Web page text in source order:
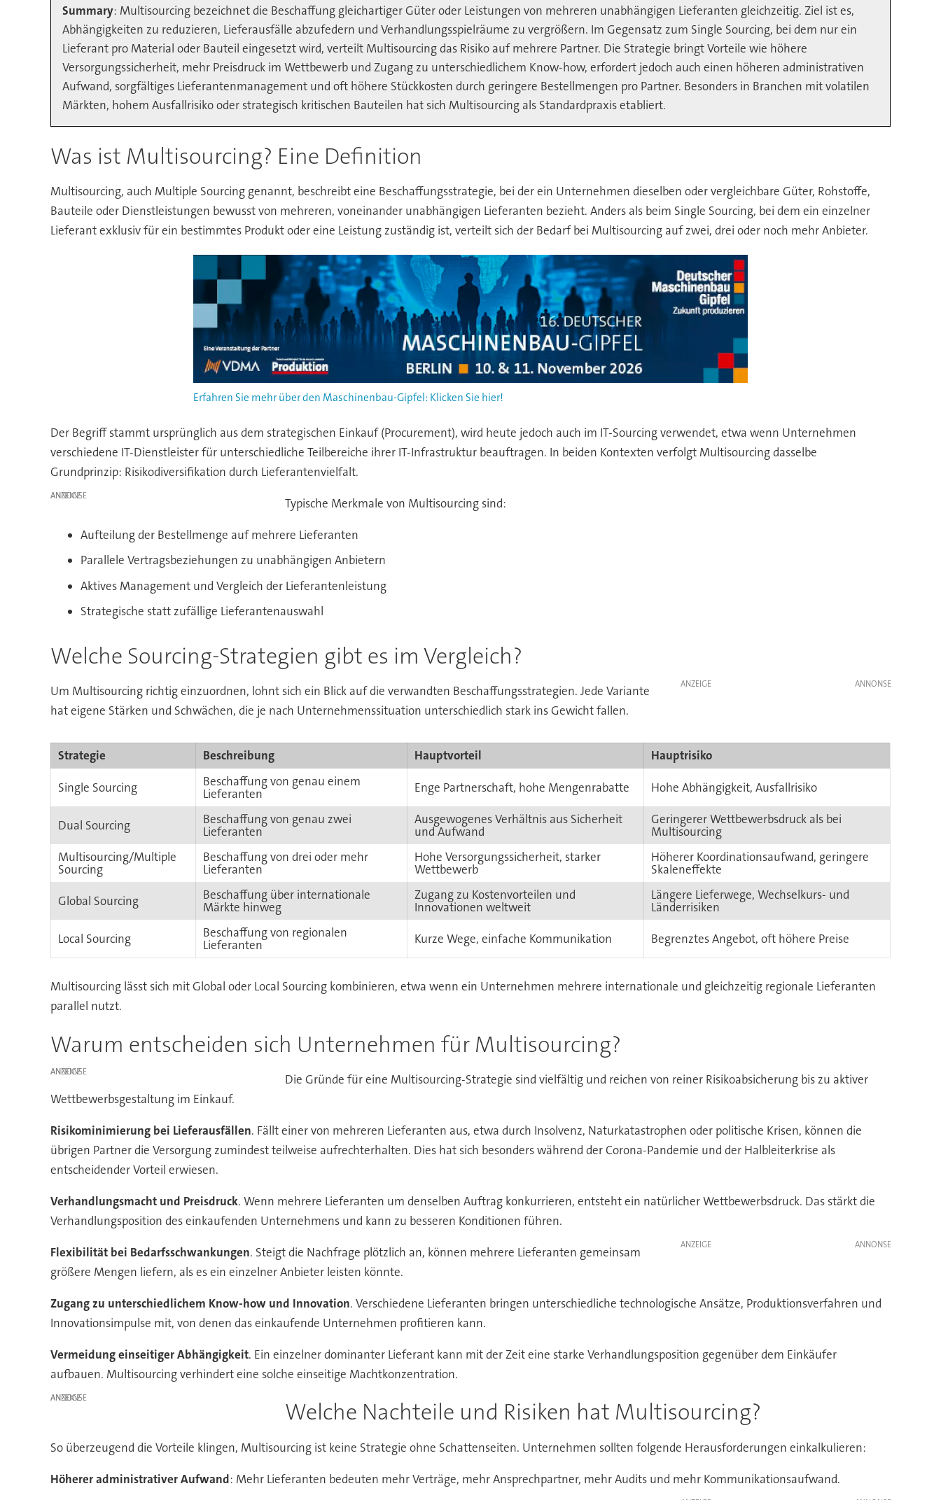
Summary: Multisourcing bezeichnet die Beschaffung gleichartiger Güter oder Leistungen von mehreren unabhängigen Lieferanten gleichzeitig. Ziel ist es,
Abhängigkeiten zu reduzieren, Lieferausfälle abzufedern und Verhandlungsspielräume zu vergrößern. Im Gegensatz zum Single Sourcing, bei dem nur ein
Lieferant pro Material oder Bauteil eingesetzt wird, verteilt Multisourcing das Risiko auf mehrere Partner. Die Strategie bringt Vorteile wie höhere
Versorgungssicherheit, mehr Preisdruck im Wettbewerb und Zugang zu unterschiedlichem Know-how, erfordert jedoch auch einen höheren administrativen
Aufwand, sorgfältiges Lieferantenmanagement und oft höhere Stückkosten durch geringere Bestellmengen pro Partner. Besonders in Branchen mit volatilen
Märkten, hohem Ausfallrisiko oder strategisch kritischen Bauteilen hat sich Multisourcing als Standardpraxis etabliert.
Was ist Multisourcing? Eine Definition
Multisourcing, auch Multiple Sourcing genannt, beschreibt eine Beschaffungsstrategie, bei der ein Unternehmen dieselben oder vergleichbare Güter, Rohstoffe,
Bauteile oder Dienstleistungen bewusst von mehreren, voneinander unabhängigen Lieferanten bezieht. Anders als beim Single Sourcing, bei dem ein einzelner
Lieferant exklusiv für ein bestimmtes Produkt oder eine Leistung zuständig ist, verteilt sich der Bedarf bei Multisourcing auf zwei, drei oder noch mehr Anbieter.
Erfahren Sie mehr über den Maschinenbau-Gipfel: Klicken Sie hier!
Der Begriff stammt ursprünglich aus dem strategischen Einkauf (Procurement), wird heute jedoch auch im IT-Sourcing verwendet, etwa wenn Unternehmen
verschiedene IT-Dienstleister für unterschiedliche Teilbereiche ihrer IT-Infrastruktur beauftragen. In beiden Kontexten verfolgt Multisourcing dasselbe
Grundprinzip: Risikodiversifikation durch Lieferantenvielfalt.
ANZEIGE Typische Merkmale von Multisourcing sind:
Aufteilung der Bestellmenge auf mehrere Lieferanten
Parallele Vertragsbeziehungen zu unabhängigen Anbietern
Aktives Management und Vergleich der Lieferantenleistung
Strategische statt zufällige Lieferantenauswahl
Welche Sourcing-Strategien gibt es im Vergleich?
ANZEIGE
Um Multisourcing richtig einzuordnen, lohnt sich ein Blick auf die verwandten Beschaffungsstrategien. Jede Variante
hat eigene Stärken und Schwächen, die je nach Unternehmenssituation unterschiedlich stark ins Gewicht fallen.
Strategie Beschreibung Hauptvorteil Hauptrisiko
Single Sourcing
Beschaffung von genau einem
Lieferanten
Enge Partnerschaft, hohe Mengenrabatte Hohe Abhängigkeit, Ausfallrisiko
Dual Sourcing
Beschaffung von genau zwei
Lieferanten
Ausgewogenes Verhältnis aus Sicherheit
und Aufwand
Geringerer Wettbewerbsdruck als bei
Multisourcing
Multisourcing/Multiple
Sourcing
Beschaffung von drei oder mehr
Lieferanten
Hohe Versorgungssicherheit, starker
Wettbewerb
Höherer Koordinationsaufwand, geringere
Skaleneffekte
Global Sourcing
Beschaffung über internationale
Märkte hinweg
Zugang zu Kostenvorteilen und
Innovationen weltweit
Längere Lieferwege, Wechselkurs- und
Länderrisiken
Local Sourcing
Beschaffung von regionalen
Lieferanten
Kurze Wege, einfache Kommunikation Begrenztes Angebot, oft höhere Preise
Multisourcing lässt sich mit Global oder Local Sourcing kombinieren, etwa wenn ein Unternehmen mehrere internationale und gleichzeitig regionale Lieferanten
parallel nutzt.
Warum entscheiden sich Unternehmen für Multisourcing?
ANZEIGE
Die Gründe für eine Multisourcing-Strategie sind vielfältig und reichen von reiner Risikoabsicherung bis zu aktiver
Wettbewerbsgestaltung im Einkauf.
Risikominimierung bei Lieferausfällen. Fällt einer von mehreren Lieferanten aus, etwa durch Insolvenz, Naturkatastrophen oder politische Krisen, können die
übrigen Partner die Versorgung zumindest teilweise aufrechterhalten. Dies hat sich besonders während der Corona-Pandemie und der Halbleiterkrise als
entscheidender Vorteil erwiesen.
Verhandlungsmacht und Preisdruck. Wenn mehrere Lieferanten um denselben Auftrag konkurrieren, entsteht ein natürlicher Wettbewerbsdruck. Das stärkt die
Verhandlungsposition des einkaufenden Unternehmens und kann zu besseren Konditionen führen.
ANZEIGE
Flexibilität bei Bedarfsschwankungen. Steigt die Nachfrage plötzlich an, können mehrere Lieferanten gemeinsam
größere Mengen liefern, als es ein einzelner Anbieter leisten könnte.
Zugang zu unterschiedlichem Know-how und Innovation. Verschiedene Lieferanten bringen unterschiedliche technologische Ansätze, Produktionsverfahren und
Innovationsimpulse mit, von denen das einkaufende Unternehmen profitieren kann.
Vermeidung einseitiger Abhängigkeit. Ein einzelner dominanter Lieferant kann mit der Zeit eine starke Verhandlungsposition gegenüber dem Einkäufer
aufbauen. Multisourcing verhindert eine solche einseitige Machtkonzentration.
ANZEIGE Welche Nachteile und Risiken hat Multisourcing?
So überzeugend die Vorteile klingen, Multisourcing ist keine Strategie ohne Schattenseiten. Unternehmen sollten folgende Herausforderungen einkalkulieren:
Höherer administrativer Aufwand: Mehr Lieferanten bedeuten mehr Verträge, mehr Ansprechpartner, mehr Audits und mehr Kommunikationsaufwand.